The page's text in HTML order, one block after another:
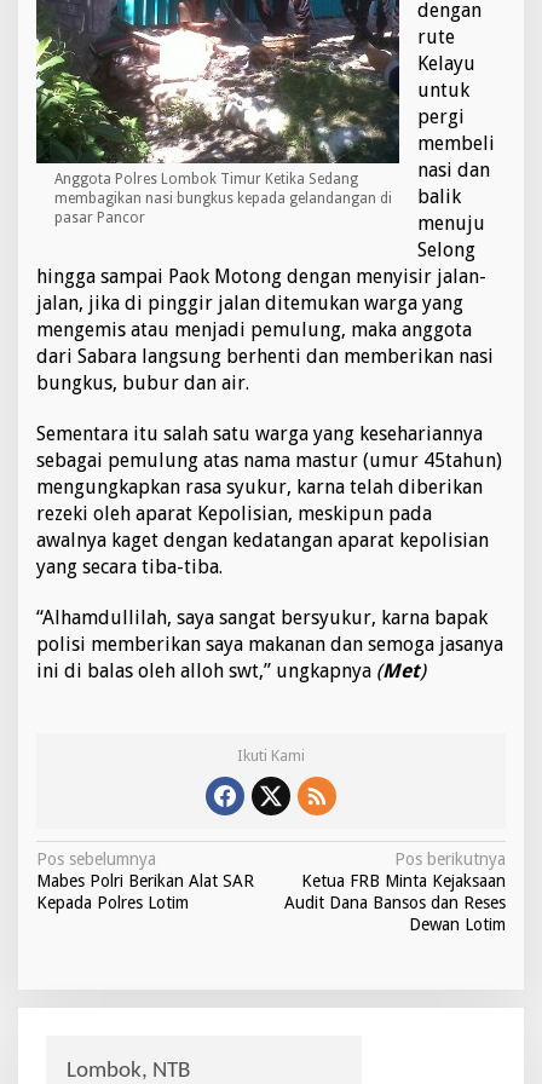
Anggota Polres Lombok Timur Ketika Sedang
membagikan nasi bungkus kepada gelandangan di
pasar Pancor
dengan
rute
Kelayu
untuk
pergi
membeli
nasi dan
balik
menuju
Selong
hingga sampai Paok Motong dengan menyisir jalan-
jalan, jika di pinggir jalan ditemukan warga yang
mengemis atau menjadi pemulung, maka anggota
dari Sabara langsung berhenti dan memberikan nasi
bungkus, bubur dan air.
Sementara itu salah satu warga yang kesehariannya
sebagai pemulung atas nama mastur (umur 45tahun)
mengungkapkan rasa syukur, karna telah diberikan
rezeki oleh aparat Kepolisian, meskipun pada
awalnya kaget dengan kedatangan aparat kepolisian
yang secara tiba-tiba.
“Alhamdullilah, saya sangat bersyukur, karna bapak
polisi memberikan saya makanan dan semoga jasanya
ini di balas oleh alloh swt,” ungkapnya (Met)
Ikuti Kami
N
a
g
Pos sebelumnya
Mabes Polri Berikan Alat SAR
Kepada Polres Lotim
Pos berikutnya
Ketua FRB Minta Kejaksaan
Audit Dana Bansos dan Reses
Dewan Lotim